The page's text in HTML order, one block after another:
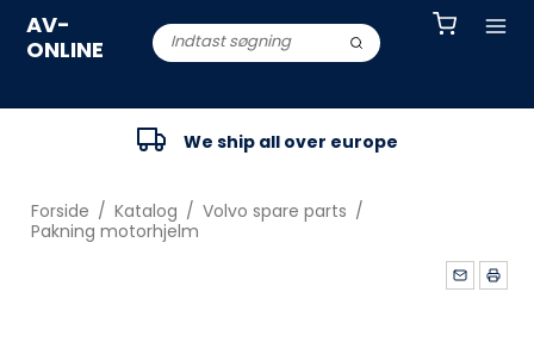
AV-
ONLINE
We ship all over europe
Forside / Katalog / Volvo spare parts /
Pakning motorhjelm